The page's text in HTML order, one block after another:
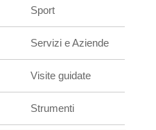
Sport
Servizi e Aziende
Visite guidate
Strumenti